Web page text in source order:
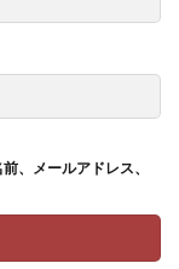
、メールアドレス、